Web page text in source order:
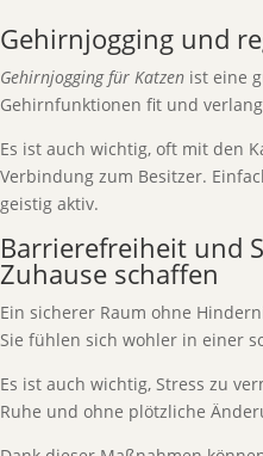
Gehirnjogging und
Gehirnjogging für Katzen ist eine
Gehirnfunktionen fit und
Es ist auch wichtig, oft mit den
Verbindung zum Besitzer.
geistig aktiv.
Barrierefreiheit und
Zuhause schaffen
Ein sicherer Raum ohne
Sie fühlen sich wohler in einer
Es ist auch wichtig, Stress zu
Ruhe und ohne plötzliche